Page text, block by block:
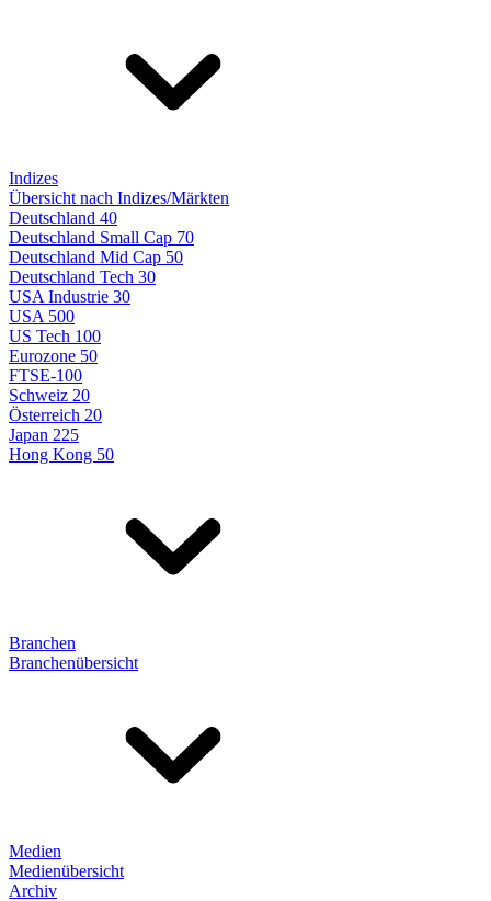
Indizes
Übersicht nach Indizes/Märkten
Deutschland 40
Deutschland Small Cap 70
Deutschland Mid Cap 50
Deutschland Tech 30
USA Industrie 30
USA 500
US Tech 100
Eurozone 50
FTSE-100
Schweiz 20
Österreich 20
Japan 225
Hong Kong 50
Branchen
Branchenübersicht
Medien
Medienübersicht
Archiv